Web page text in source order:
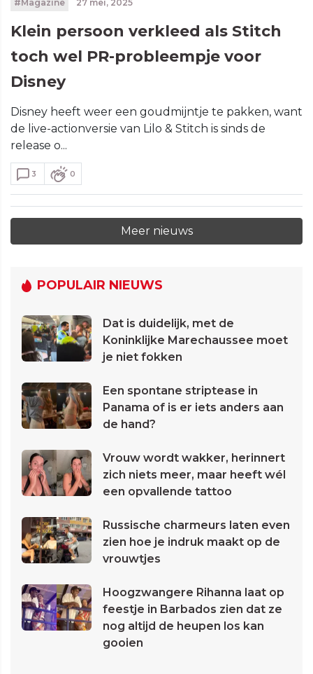
#Magazine 27 mei, 2025
Klein persoon verkleed als Stitch
toch wel PR-probleempje voor
Disney
Disney heeft weer een goudmijntje te pakken, want
de live-actionversie van Lilo & Stitch is sinds de
release o...
3 0
Meer nieuws
POPULAIR NIEUWS
Dat is duidelijk, met de
Koninklijke Marechaussee moet
je niet fokken
Een spontane striptease in
Panama of is er iets anders aan
de hand?
Vrouw wordt wakker, herinnert
zich niets meer, maar heeft wél
een opvallende tattoo
Russische charmeurs laten even
zien hoe je indruk maakt op de
vrouwtjes
Hoogzwangere Rihanna laat op
feestje in Barbados zien dat ze
nog altijd de heupen los kan
gooien